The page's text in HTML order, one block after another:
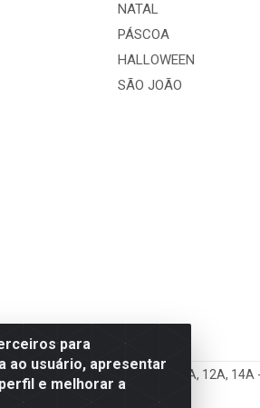
para
ao usuário, apresentar
e melhorar a
NATAL
PÁSCOA
HALLOWEEN
SÃO JOÃO
- Rua Riachão, 807 – 3A, 4A, 5A, 12A,